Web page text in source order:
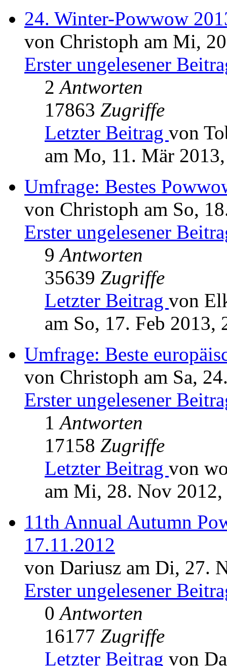
24. Winter-Powwow
von Christoph am Mi,
Erster ungelesener
2Antworten
17863 Zugriffe
Letzter Beitrag von
am Mo, 11. Mär
Umfrage: Bestes
von Christoph am So,
Erster ungelesener
9Antworten
35639 Zugriffe
Letzter Beitrag von
am So, 17. Feb 2013,
Umfrage: Beste
von Christoph am Sa,
Erster ungelesener
1Antworten
17158 Zugriffe
Letzter Beitrag von
am Mi, 28. Nov
11th Annual Autumn
17.11.2012
von Dariusz am Di, 27.
Erster ungelesener
0Antworten
16177 Zugriffe
Letzter Beitrag von